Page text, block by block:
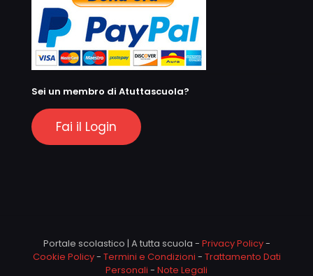
Sei un membro di Atuttascuola?
Fai il Login
Portale scolastico | A tutta scuola - Privacy Policy-
Cookie Policy- Termini e Condizioni - Trattamento Dati
Personali - Note Legali